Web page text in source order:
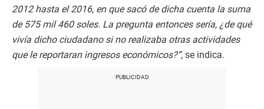
2012 hasta el 2016, en que sacó de dicha cuenta la suma
de 575 mil 460 soles. La pregunta entonces sería, ¿de qué
vivía dicho ciudadano si no realizaba otras actividades
que le reportaran ingresos económicos?”, se indica.